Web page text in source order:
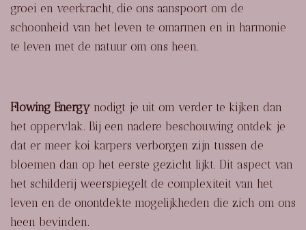
groei en veerkracht, die ons aanspoort om de
schoonheid van het leven te omarmen en in harmonie
te leven met de natuur om ons heen.
Flowing Energy nodigt je uit om verder te kijken dan
het oppervlak. Bij een nadere beschouwing ontdek je
dat er meer koi karpers verborgen zijn tussen de
bloemen dan op het eerste gezicht lijkt. Dit aspect van
het schilderij weerspiegelt de complexiteit van het
leven en de onontdekte mogelijkheden die zich om ons
heen bevinden.